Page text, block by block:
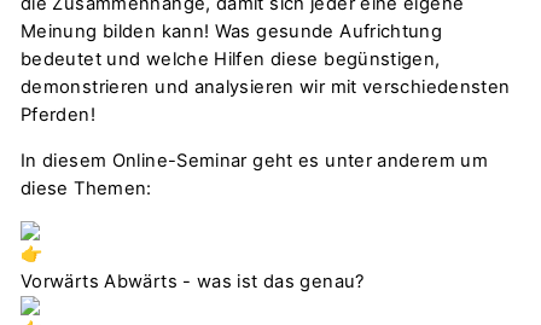
Meinung bilden kann! Was gesunde Aufrichtung
bedeutet und welche Hilfen diese begünstigen,
demonstrieren und analysieren wir mit verschiedensten
Pferden!
In diesem Online-Seminar geht es unter anderem um
diese Themen:
Vorwärts Abwärts - was ist das genau?